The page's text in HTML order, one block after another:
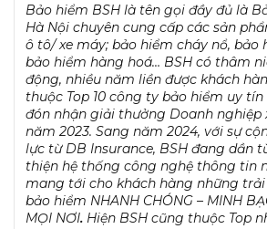
Bảo hiểm BSH là tên gọi đầy đủ là
Hà Nội chuyên cung cấp các sản
ô tô/ xe máy; bảo hiểm cháy nổ, bảo
bảo hiểm hàng hoá… BSH có thâm
động, nhiều năm liền được khách
thuộc Top 10 công ty bảo hiểm uy
đón nhận giải thưởng Doanh nghiệp
năm 2023. Sang năm 2024, với sự
lực từ DB Insurance, BSH đang dần
thiện hệ thống công nghệ thông tin
mang tới cho khách hàng những
bảo hiểm NHANH CHÓNG – MINH
MỌI NƠI. Hiện BSH cũng thuộc Top